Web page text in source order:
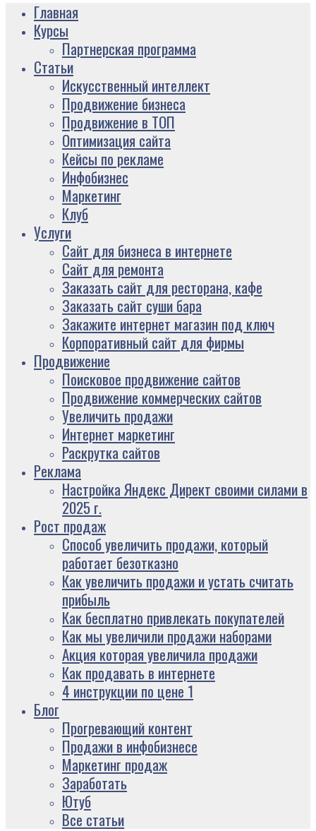
Главная
Курсы
Партнерская программа
Статьи
Искусственный интеллект
Продвижение бизнеса
Продвижение в ТОП
Оптимизация сайта
Кейсы по рекламе
Инфобизнес
Маркетинг
Клуб
Услуги
Сайт для бизнеса в интернете
Сайт для ремонта
Заказать сайт для ресторана, кафе
Заказать сайт суши бара
Закажите интернет магазин под ключ
Корпоративный сайт для фирмы
Продвижение
Поисковое продвижение сайтов
Продвижение коммерческих сайтов
Увеличить продажи
Интернет маркетинг
Раскрутка сайтов
Реклама
Настройка Яндекс Директ своими силами в
2025 г.
Рост продаж
Способ увеличить продажи, который
работает безотказно
Как увеличить продажи и устать считать
прибыль
Как бесплатно привлекать покупателей
Как мы увеличили продажи наборами
Акция которая увеличила продажи
Как продавать в интернете
4 инструкции по цене 1
Блог
Прогревающий контент
Продажи в инфобизнесе
Маркетинг продаж
Заработать
Ютуб
Все статьи